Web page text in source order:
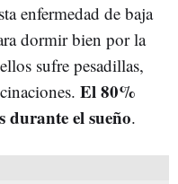
enfermedad de baja
dormir bien por la
sufre pesadillas,
El 80%
durante el sueño.